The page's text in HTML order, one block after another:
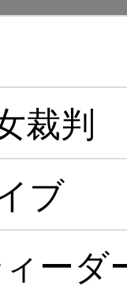
裁判
ブ
ーダ